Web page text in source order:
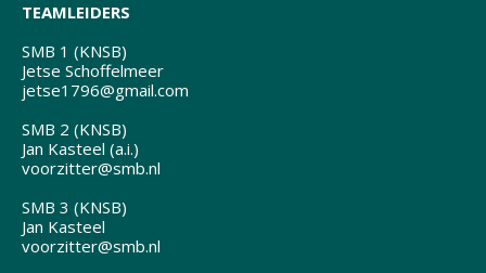
TEAMLEIDERS
SMB 1 (KNSB)
Jetse Schoffelmeer
jetse1796@gmail.com
SMB 2 (KNSB)
Jan Kasteel (a.i.)
voorzitter@smb.nl
SMB 3 (KNSB)
Jan Kasteel
voorzitter@smb.nl